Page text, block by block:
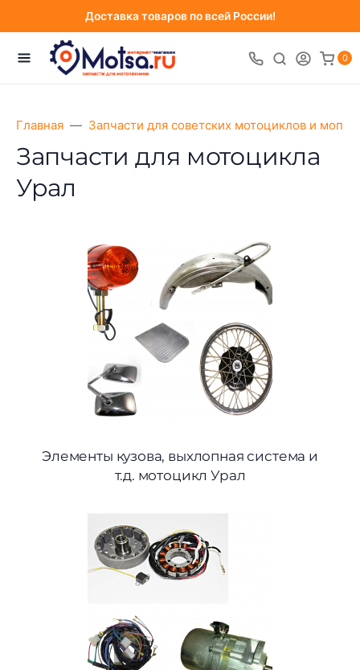
Доставка товаров по всей России!
0
Главная Запчасти для советских мотоциклов и
Запчасти для мотоцикла
Урал
Элементы кузова, выхлопная система и
т.д. мотоцикл Урал